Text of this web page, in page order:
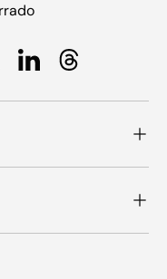
LinkedInThreads